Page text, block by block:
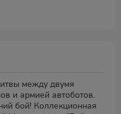
между двумя
и армией автоботов.
бой! Коллекционная